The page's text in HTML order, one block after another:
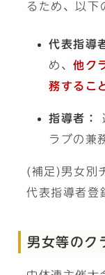
るため、以下
代表指導
め、他ク
務するこ
指導者：
ラブの兼
(補足)男女別
代表指導者登
男女等のク